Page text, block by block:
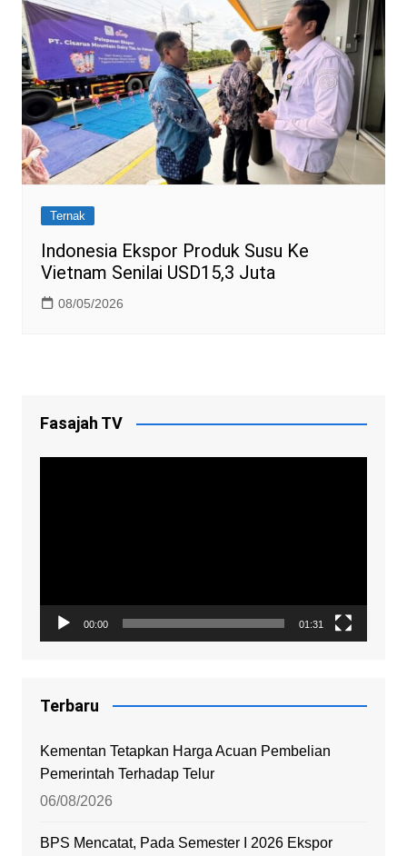
Ternak
Indonesia Ekspor Produk Susu Ke
Vietnam Senilai USD15,3 Juta
08/05/2026
Fasajah TV
00:00 01:31
Terbaru
Kementan Tetapkan Harga Acuan Pembelian
Pemerintah Terhadap Telur
06/08/2026
BPS Mencatat, Pada Semester I 2026 Ekspor